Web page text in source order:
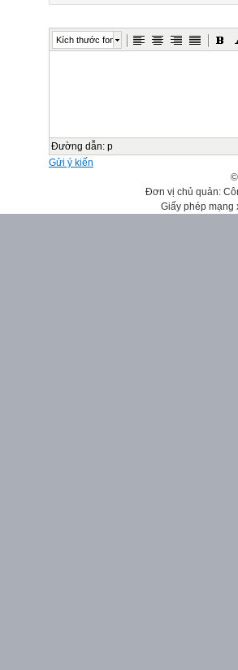
Kích thước font
Đường dẫn: p
Gửi ý kiến
Đơn vị chủ quản:
Giấy phép mạng